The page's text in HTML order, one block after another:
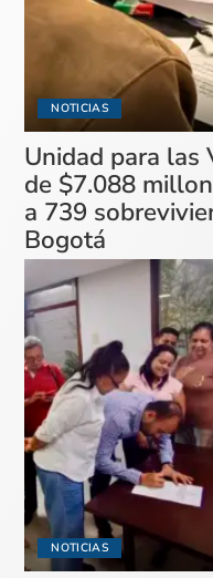
NOTICIAS
Unidad para las
de $7.088
a 739
Bogotá
NOTICIAS